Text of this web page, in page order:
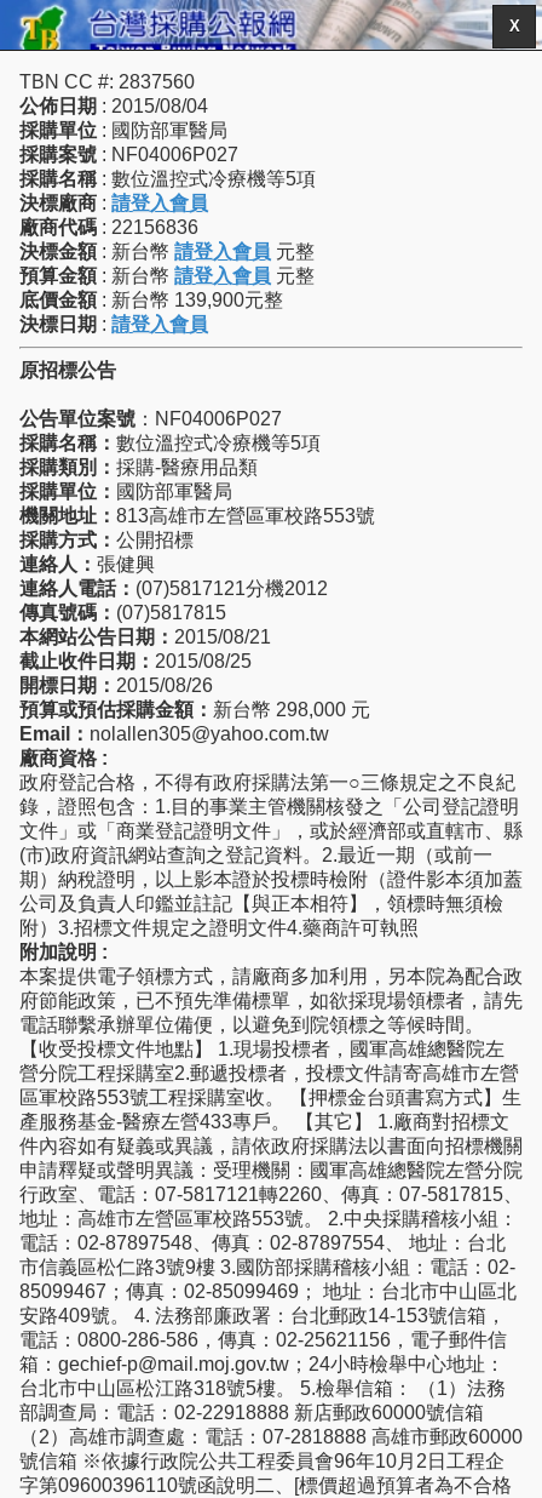
X
TBN CC #: 2837560
公佈日期 : 2015/08/04
採購單位 : 國防部軍醫局
採購案號 : NF04006P027
採購名稱 : 數位溫控式冷療機等5項
決標廠商 : 請登入會員
廠商代碼 : 22156836
決標金額 : 新台幣 請登入會員 元整
預算金額 : 新台幣 請登入會員 元整
底價金額 : 新台幣 139,900元整
決標日期 : 請登入會員
原招標公告
公告單位案號 ：NF04006P027
採購名稱： 數位溫控式冷療機等5項
採購類別： 採購-醫療用品類
採購單位： 國防部軍醫局
機關地址： 813高雄市左營區軍校路553號
採購方式： 公開招標
連絡人： 張健興
連絡人電話： (07)5817121分機2012
傳真號碼： (07)5817815
本網站公告日期： 2015/08/21
截止收件日期： 2015/08/25
開標日期： 2015/08/26
預算或預估採購金額： 新台幣 298,000 元
Email： nolallen305@yahoo.com.tw
廠商資格 :
政府登記合格，不得有政府採購法第一○三條規定之不良紀
錄，證照包含：1.目的事業主管機關核發之「公司登記證明
文件」或「商業登記證明文件」，或於經濟部或直轄市、縣
(市)政府資訊網站查詢之登記資料。2.最近一期（或前一
期）納稅證明，以上影本證於投標時檢附（證件影本須加蓋
公司及負責人印鑑並註記【與正本相符】，領標時無須檢
附）3.招標文件規定之證明文件4.藥商許可執照
附加說明 :
本案提供電子領標方式，請廠商多加利用，另本院為配合政
府節能政策，已不預先準備標單，如欲採現場領標者，請先
電話聯繫承辦單位備便，以避免到院領標之等候時間。
【收受投標文件地點】 1.現場投標者，國軍高雄總醫院左
營分院工程採購室2.郵遞投標者，投標文件請寄高雄市左營
區軍校路553號工程採購室收。 【押標金台頭書寫方式】生
產服務基金-醫療左營433專戶。 【其它】 1.廠商對招標文
件內容如有疑義或異議，請依政府採購法以書面向招標機關
申請釋疑或聲明異議：受理機關：國軍高雄總醫院左營分院
行政室、電話：07-5817121轉2260、傳真：07-5817815、
地址：高雄市左營區軍校路553號。 2.中央採購稽核小組：
電話：02-87897548、傳真：02-87897554、 地址：台北
市信義區松仁路3號9樓 3.國防部採購稽核小組：電話：02-
85099467；傳真：02-85099469； 地址：台北市中山區北
安路409號。 4. 法務部廉政署：台北郵政14-153號信箱，
電話：0800-286-586，傳真：02-25621156，電子郵件信
箱：gechief-p@mail.moj.gov.tw；24小時檢舉中心地址：
台北市中山區松江路318號5樓。 5.檢舉信箱： （1）法務
部調查局：電話：02-22918888 新店郵政60000號信箱
（2）高雄市調查處：電話：07-2818888 高雄市郵政60000
號信箱 ※依據行政院公共工程委員會96年10月2日工程企
字第09600396110號函說明二、[標價超過預算者為不合格